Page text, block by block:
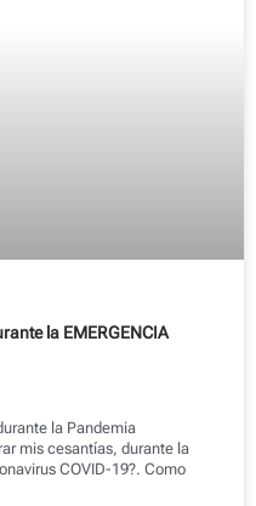
la EMERGENCIA
la Pandemia
mis cesantías, durante la
COVID-19?. Como